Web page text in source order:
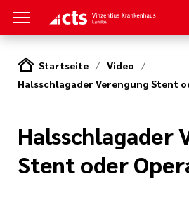
und
| OFFENE STELLEN
Startseite
Video
Halsschlagader Verengung Stent
Halsschlagader
Stent oder